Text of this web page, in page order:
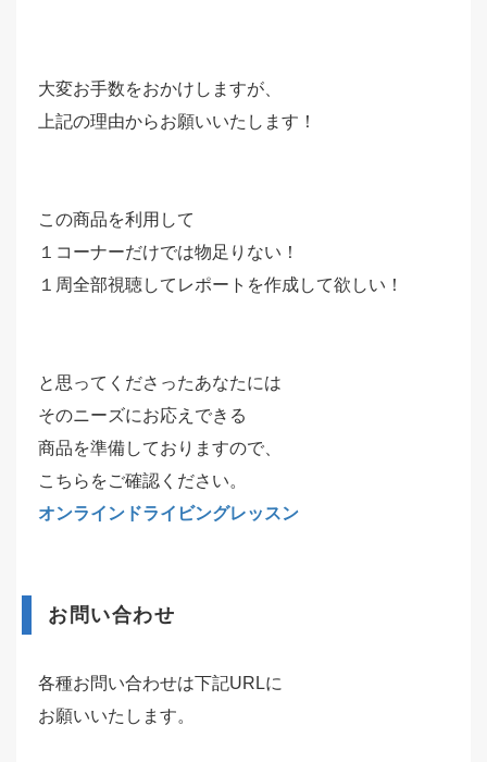
大変お手数をおかけしますが、
上記の理由からお願いいたします！
この商品を利用して
１コーナーだけでは物足りない！
１周全部視聴してレポートを作成して欲しい！
と思ってくださったあなたには
そのニーズにお応えできる
商品を準備しておりますので、
こちらをご確認ください。
オンラインドライビングレッスン
お問い合わせ
各種お問い合わせは下記URLに
お願いいたします。